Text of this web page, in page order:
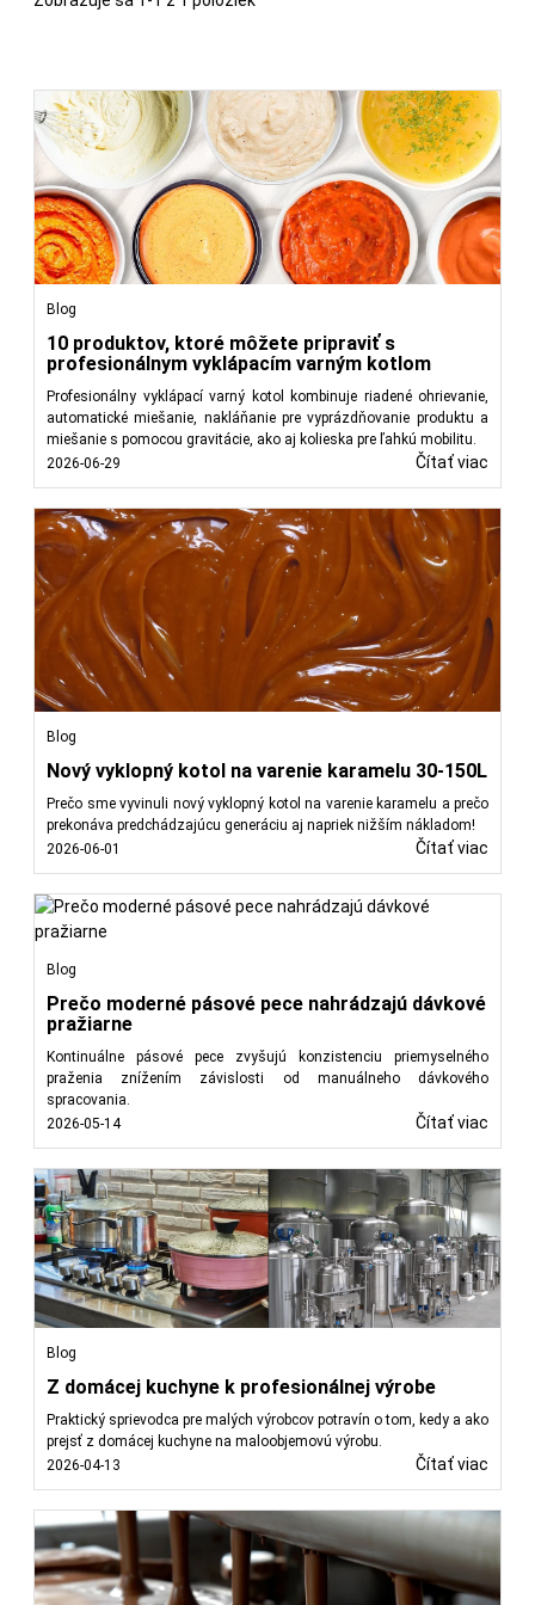
a vo všeobecnej výrobe umožňujú identifikáciu a sledovanie
širokej škály produktov od elektroniky po automobilové
súčiastky.
SpoločnosťFoodTechProcesssi uvedomuje kľúčovú úlohu
etiketovacích zariadení pri zabezpečení integrity výrobkov a
bezpečnosti spotrebiteľov. Naše stroje sú navrhnuté s
dôrazom na presnosť, rýchlosť a univerzálnosť, aby splnili
požiadavky rôznych odvetví. Vďaka špičkovej technológii a
záväzku ku kvalite prinášame riešenia, ktoré pomáhajú
výrobcom optimalizovať proces označovania a držať krok s
dynamickým trhom.
Čítat’ menej
Blog
10 produktov, ktoré môžete pripraviť s
profesionálnym vyklápacím varným kotlom
Profesionálny vyklápací varný kotol kombinuje riadené ohrievanie,
automatické miešanie, nakláňanie pre vyprázdňovanie produktu a
miešanie s pomocou gravitácie, ako aj kolieska pre ľahkú mobilitu.
2026-06-29
Čítať viac
Blog
Nový vyklopný kotol na varenie karamelu 30-150L
Prečo sme vyvinuli nový vyklopný kotol na varenie karamelu a prečo
prekonáva predchádzajúcu generáciu aj napriek nižším nákladom!
2026-06-01
Čítať viac
Blog
Prečo moderné pásové pece nahrádzajú dávkové
pražiarne
Kontinuálne pásové pece zvyšujú konzistenciu priemyselného
praženia znížením závislosti od manuálneho dávkového
spracovania.
2026-05-14
Čítať viac
Blog
Z domácej kuchyne k profesionálnej výrobe
Praktický sprievodca pre malých výrobcov potravín o tom, kedy a ako
prejsť z domácej kuchyne na maloobjemovú výrobu.
2026-04-13
Čítať viac